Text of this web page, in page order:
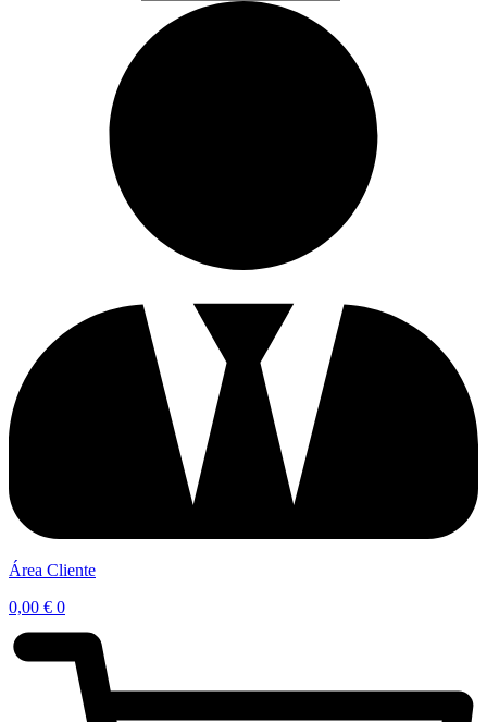
Área Cliente
0,00 € 0